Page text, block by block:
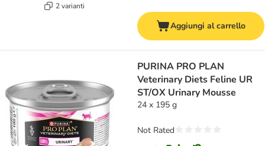
2 varianti
Aggiungi al carrello
PURINA PRO PLAN
Veterinary Diets Feline UR
ST/OX Urinary Mousse
24 x 195 g
Not Rated